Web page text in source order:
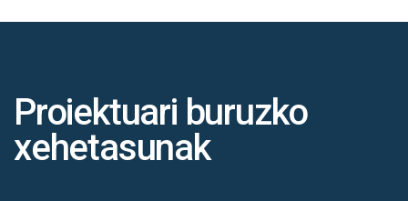
Proiektuari buruzko
xehetasunak